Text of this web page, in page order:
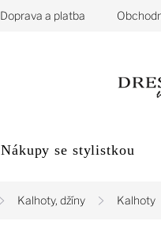
Doprava a platba
Nákupy se stylistkou
Kalhoty, džíny Kalhoty